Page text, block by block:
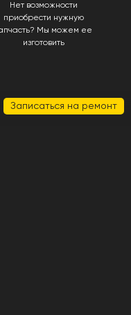
Нет возможности
приобрести нужную
Мы можем ее
изготовить
Записаться на ремонт